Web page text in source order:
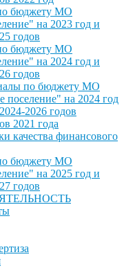
бюджету МО
на 2023 год и
годов
бюджету МО
на 2024 год и
годов
по бюджету МО
поселение" на 2024 год
2026 годов
2021 года
качества финансового
бюджету МО
на 2025 год и
годов